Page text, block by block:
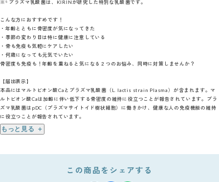
※⁵ プラズマ乳酸菌は、KIRINが研究した特別な乳酸菌です。
こんな方におすすめです！
・年齢とともに骨密度が気になってきた
・季節の変わり目は特に健康に注意している
・骨も免疫も気軽にケアしたい
・何歳になっても元気でいたい
骨密度も免疫も！年齢を重ねると気になる２つのお悩み、同時に対策しませんか？
【届出表示】
本品にはマルトビオン酸Caとプラズマ乳酸菌（L. lactis strain Plasma）が含まれます。マ
ルトビオン酸Caは加齢に伴い低下する骨密度の維持に役立つことが報告されています。プラ
ズマ乳酸菌はpDC（プラズマサイトイド樹状細胞）に働きかけ、健康な人の免疫機能の維持
に役立つことが報告されています。
もっと見る ＋
この商品をシェアする